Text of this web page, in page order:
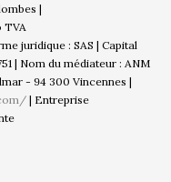
|
TVA
juridique : SAS | Capital
| Nom du médiateur : ANM
- 94 300 Vincennes |
| Entreprise